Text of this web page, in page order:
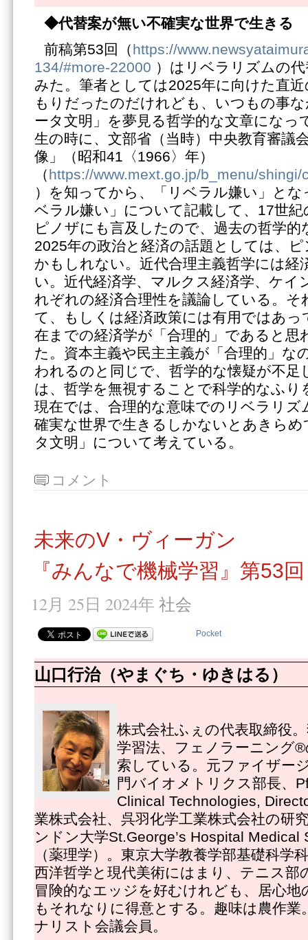
◆代替案が無い不確実な世界で生きる
前稿第53回（https://
134/#more-22000 ）はリベラリズムの
みた。筆者としては2025年に向けた直
もりだったのだけれども、いつもの事
ータ文明」を夢見る哲学的な文章になっ
生の時に、文部省（当時）中央教育審議
像」（昭和41〈1966〉年）
（https://www.mext.go.jp/b_menu/
）を知ってから、「リベラル嫌い」と
ベラル嫌い」について記載して、17世紀
ピノザにも言及したので、過去の哲学的
2025年の政治と経済の話題としては、
かもしれない。近代合理主義哲学には経
い。近代経済学、マルクス経済学、ケイ
れぞれの経済合理性を議論している。そ
て、もしくは経済政策には有用ではあっ
在までの経済学が「合理的」であると思
た。資本主義や民主主義が「合理的」な
われるのと同じで、哲学的な懐疑が不足
は、哲学を無視することで科学的なふ
現在では、合理的な意味でのリベラリズ
確実な世界で生きるしかないとあきらめ
タ文明」について考えている。
コメント
未来のV・ヴィーガン
『みんなで機械学習』第53回
12月 25日 2024年 社会
Pocket
山口行治（やまぐち・ゆきはる）
株式会社ふぇの代表取締役
学習法、フェノラーニング
索している。元ファイザー
門バイオメトリクス部長、
Clinical Technologies,
業株式会社、呉羽化学工業株式会社の研
ンドン大学St.George’s Hospital Medical
（薬理学）。東京大学教養学部基礎科学
西洋哲学と現代美術にはまり、テニス部
冒険的なエッジを好むけれども、居心地
もそれなりに得意とする。趣味は農作業
ナリスト会議会員。